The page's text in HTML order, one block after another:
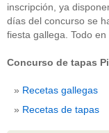
inscripción, ya
días del concurso se
fiesta gallega. Todo
Concurso de tapas
Recetas gallegas
Recetas de tapas